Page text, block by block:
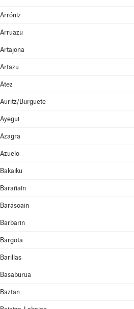
Arróniz
Arruazu
Artajona
Artazu
Atez
Auritz/Burguete
Ayegui
Azagra
Azuelo
Bakaiku
Barañain
Barásoain
Barbarin
Bargota
Barillas
Basaburua
Baztan